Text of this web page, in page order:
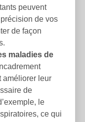
peuvent
de vos
de façon
maladies de
améliorer leur
de
le
ce qui